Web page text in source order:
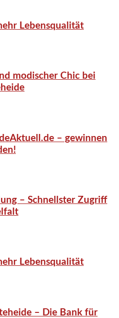
Lebensqualität
modischer Chic bei
– gewinnen
– Schnellster Zugriff
Lebensqualität
– Die Bank für